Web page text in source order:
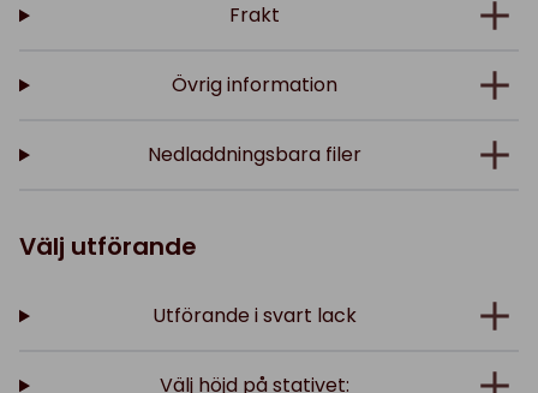
Frakt
Övrig information
Nedladdningsbara filer
Välj utförande
Utförande i svart lack
Välj höjd på stativet: